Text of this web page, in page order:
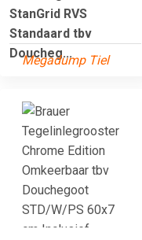
StanGrid RVS
Standaard tbv
Doucheg...
Megadump Tiel